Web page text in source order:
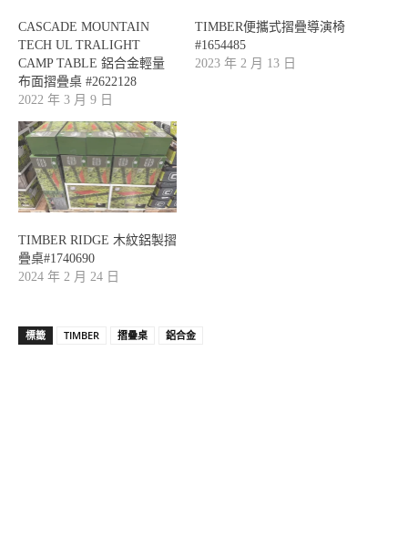
CASCADE MOUNTAIN
TECH UL TRALIGHT
CAMP TABLE 鋁合金輕量
布面摺疊桌 #2622128
2022 年 3 月 9 日
TIMBER便攜式摺疊導演椅
#1654485
2023 年 2 月 13 日
TIMBER RIDGE 木紋鋁製摺
疊桌#1740690
2024 年 2 月 24 日
標籤 TIMBER 摺疊桌 鋁合金